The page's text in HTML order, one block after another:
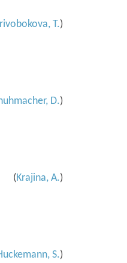
T.)
D.)
(Krajina, A.)
S.)